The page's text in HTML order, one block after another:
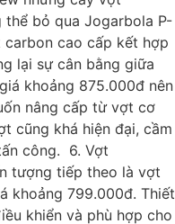
thể bỏ qua Jogarbola P-
carbon cao cấp kết hợp
lại sự cân bằng giữa
khoảng 875.000đ nên
nâng cấp từ vợt cơ
cũng khá hiện đại, cầm
công. 6. Vợt
tượng tiếp theo là vợt
khoảng 799.000đ. Thiết
khiển và phù hợp cho